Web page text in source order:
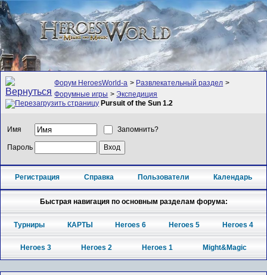
Форум HeroesWorld-а > Развлекательный раздел >
Форумные игры >Экспедиция
Pursuit of the Sun 1.2
Имя Запомнить?
Пароль
Регистрация Справка Пользователи Календарь
Быстрая навигация по основным разделам форума:
Турниры КАРТЫ Heroes 6 Heroes 5 Heroes 4
Heroes 3 Heroes 2 Heroes 1 Might&Magic